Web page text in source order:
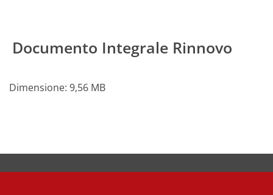
Documento Integrale Rinnovo
Dimensione: 9,56 MB